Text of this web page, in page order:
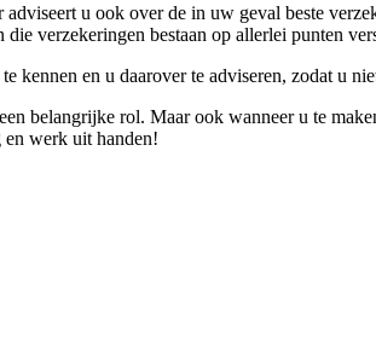
u ook over de in uw geval beste
verzekeringen bestaan op allerlei punten
kennen en u daarover te adviseren, zodat u
belangrijke rol. Maar ook wanneer u te
werk uit handen!